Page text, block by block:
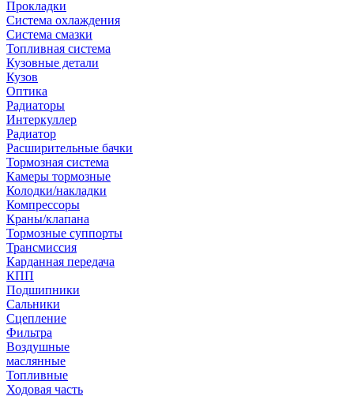
Прокладки
Система охлаждения
Система смазки
Топливная система
Кузовные детали
Кузов
Оптика
Радиаторы
Интеркуллер
Радиатор
Расширительные бачки
Тормозная система
Камеры тормозные
Колодки/накладки
Компрессоры
Краны/клапана
Тормозные суппорты
Трансмиссия
Карданная передача
КПП
Подшипники
Сальники
Сцепление
Фильтра
Воздушные
маслянные
Топливные
Ходовая часть